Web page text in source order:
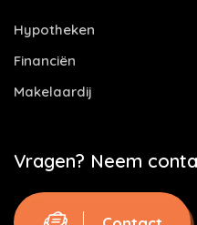
Hypotheken
Financiën
Makelaardij
Vragen? Neem